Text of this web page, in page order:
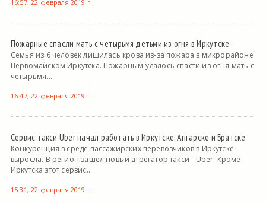
16:57, 22 февраля 2019 г.
Пожарные спасли мать с четырьмя детьми из огня в Иркутске
Семья из 6 человек лишилась крова из-за пожара в микрорайоне
Первомайском Иркутска. Пожарным удалось спасти из огня мать с
четырьмя...
16:47, 22 февраля 2019 г.
Сервис такси Uber начал работать в Иркутске, Ангарске и Братске
Конкуренция в среде пассажирских перевозчиков в Иркутске
выросла. В регион зашёл новый агрегатор такси - Uber. Кроме
Иркутска этот сервис...
15:31, 22 февраля 2019 г.